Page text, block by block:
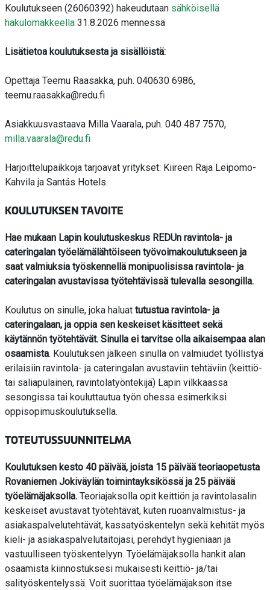
Koulutukseen (26060392) hakeudutaan sähköisellä
hakulomakkeella 31.8.2026 mennessä
Lisätietoa koulutuksesta ja sisällöistä:
Opettaja Teemu Raasakka, puh. 040630 6986,
teemu.raasakka@redu.fi
Asiakkuusvastaava Milla Vaarala, puh. 040 487 7570,
milla.vaarala@redu.fi
Harjoittelupaikkoja tarjoavat yritykset: Kiireen Raja Leipomo-
Kahvila ja Santás Hotels.
KOULUTUKSEN TAVOITE
Hae mukaan Lapin koulutuskeskus REDUn ravintola- ja
cateringalan työelämälähtöiseen työvoimakoulutukseen ja
saat valmiuksia työskennellä monipuolisissa ravintola- ja
cateringalan avustavissa työtehtävissä tulevalla sesongilla.
Koulutus on sinulle, joka haluat tutustua ravintola- ja
cateringalaan, ja oppia sen keskeiset käsitteet sekä
käytännön työtehtävät. Sinulla ei tarvitse olla aikaisempaa alan
osaamista. Koulutuksen jälkeen sinulla on valmiudet työllistyä
erilaisiin ravintola- ja cateringalan avustaviin tehtäviin (keittiö-
tai saliapulainen, ravintolatyöntekijä) Lapin vilkkaassa
sesongissa tai kouluttautua työn ohessa esimerkiksi
oppisopimuskoulutuksella.
TOTEUTUSSUUNNITELMA
Koulutuksen kesto 40 päivää, joista 15 päivää teoriaopetusta
Rovaniemen Jokiväylän toimintayksikössä ja 25 päivää
työelämäjaksolla. Teoriajaksolla opit keittiön ja ravintolasalin
keskeiset avustavat työtehtävät, kuten ruoanvalmistus- ja
asiakaspalvelutehtävät, kassatyöskentelyn sekä kehität myös
kieli- ja asiakaspalvelutaitojasi, perehdyt hygieniaan ja
vastuulliseen työskentelyyn. Työelämäjaksolla hankit alan
osaamista kiinnostuksesi mukaisesti keittiö- ja/tai
salityöskentelyssä. Voit suorittaa työelämäjakson itse